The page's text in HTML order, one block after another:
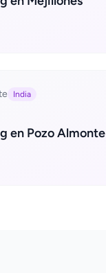
India
en Pozo Almonte